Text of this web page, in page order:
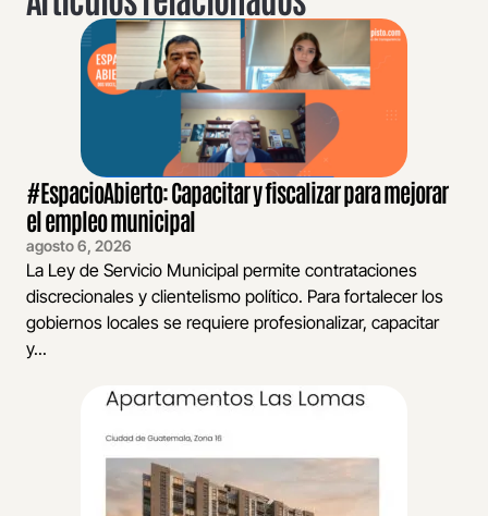
#EspacioAbierto: Capacitar y fiscalizar para mejorar
el empleo municipal
agosto 6, 2026
La Ley de Servicio Municipal permite contrataciones
discrecionales y clientelismo político. Para fortalecer los
gobiernos locales se requiere profesionalizar, capacitar
y...